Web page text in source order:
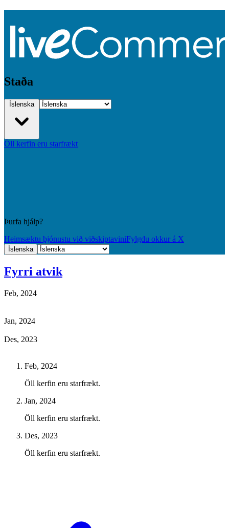
Staða
Íslenska
Öll kerfin eru starfrækt
Þurfa hjálp?
Heimsæktu þjónustu við viðskiptaviniFylgdu okkur á X
Íslenska
Fyrri atvik
Feb, 2024
Jan, 2024
Des, 2023
Feb, 2024
Öll kerfin eru starfrækt.
Jan, 2024
Öll kerfin eru starfrækt.
Des, 2023
Öll kerfin eru starfrækt.